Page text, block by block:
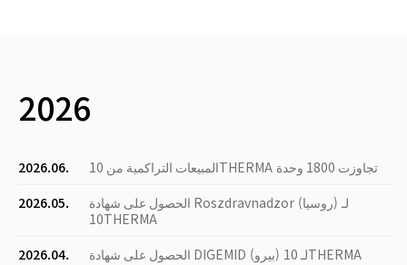
2026
2026.06.
المبيعات التراكمية من 10THERMA تجاوزت 1800 وحدة
2026.05.
الحصول على شهادة Roszdravnadzor (روسيا) لـ
10THERMA
2026.04.
الحصول على شهادة DIGEMID (بيرو) لـ 10THERMA